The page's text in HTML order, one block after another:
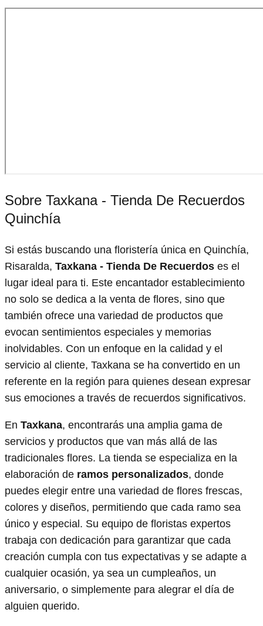
Sobre Taxkana - Tienda De Recuerdos
Quinchía
Si estás buscando una floristería única en Quinchía,
Risaralda, Taxkana - Tienda De Recuerdos es el
lugar ideal para ti. Este encantador establecimiento
no solo se dedica a la venta de flores, sino que
también ofrece una variedad de productos que
evocan sentimientos especiales y memorias
inolvidables. Con un enfoque en la calidad y el
servicio al cliente, Taxkana se ha convertido en un
referente en la región para quienes desean expresar
sus emociones a través de recuerdos significativos.
En Taxkana, encontrarás una amplia gama de
servicios y productos que van más allá de las
tradicionales flores. La tienda se especializa en la
elaboración de ramos personalizados, donde
puedes elegir entre una variedad de flores frescas,
colores y diseños, permitiendo que cada ramo sea
único y especial. Su equipo de floristas expertos
trabaja con dedicación para garantizar que cada
creación cumpla con tus expectativas y se adapte a
cualquier ocasión, ya sea un cumpleaños, un
aniversario, o simplemente para alegrar el día de
alguien querido.